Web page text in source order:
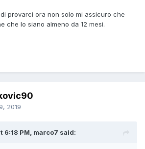
provarci ora non solo mi assicuro che
che lo siano almeno da 12 mesi.
2019
6:18 PM, marco7 said: